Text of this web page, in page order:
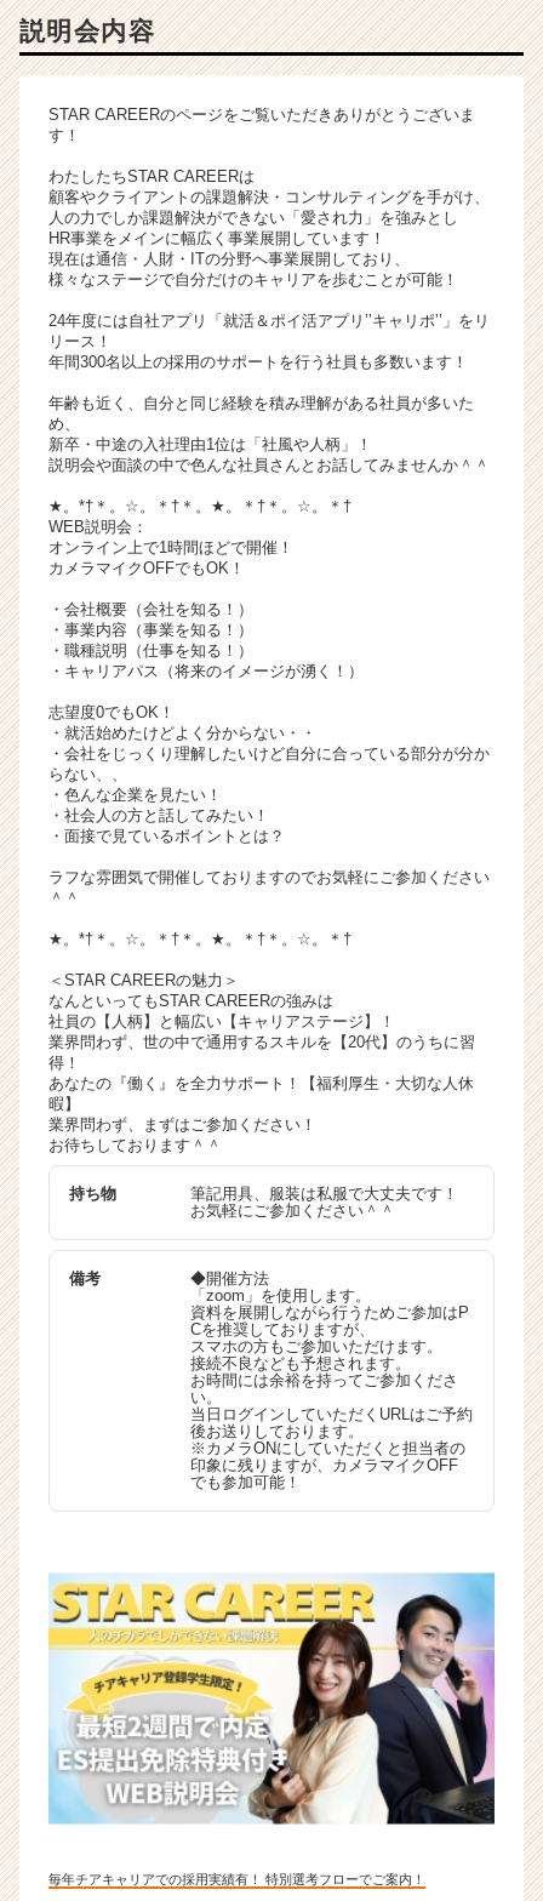
ウ
が
届
く
就
活
イ
チ
ア
ャ
リ
h
e
e
r
C
a
e
e
説明会内容
STAR CAREERのページをご覧いただきありがとうございま
す！
わたしたちSTAR CAREERは
顧客やクライアントの課題解決・コンサルティングを手がけ、
人の力でしか課題解決ができない「愛され力」を強みとし
HR事業をメインに幅広く事業展開しています！
現在は通信・人財・ITの分野へ事業展開しており、
様々なステージで自分だけのキャリアを歩むことが可能！
24年度には自社アプリ「就活＆ポイ活アプリ’’キャリポ’’」をリ
リース！
年間300名以上の採用のサポートを行う社員も多数います！
年齢も近く、自分と同じ経験を積み理解がある社員が多いた
め、
新卒・中途の入社理由1位は「社風や人柄」！
説明会や面談の中で色んな社員さんとお話してみませんか＾＾
★。*†＊。☆。＊†＊。★。＊†＊。☆。＊†
WEB説明会：
オンライン上で1時間ほどで開催！
カメラマイクOFFでもOK！
・会社概要（会社を知る！）
・事業内容（事業を知る！）
・職種説明（仕事を知る！）
・キャリアパス（将来のイメージが湧く！）
志望度0でもOK！
・就活始めたけどよく分からない・・
・会社をじっくり理解したいけど自分に合っている部分が分か
らない、、
・色んな企業を見たい！
・社会人の方と話してみたい！
・面接で見ているポイントとは？
ラフな雰囲気で開催しておりますのでお気軽にご参加ください
＾＾
★。*†＊。☆。＊†＊。★。＊†＊。☆。＊†
＜STAR CAREERの魅力＞
なんといってもSTAR CAREERの強みは
社員の【人柄】と幅広い【キャリアステージ】！
業界問わず、世の中で通用するスキルを【20代】のうちに習
得！
あなたの『働く』を全力サポート！【福利厚生・大切な人休
暇】
業界問わず、まずはご参加ください！
お待ちしております＾＾
持ち物
筆記用具、服装は私服で大丈夫です！
お気軽にご参加ください＾＾
備考
◆開催方法
「zoom」を使用します。
資料を展開しながら行うためご参加はP
Cを推奨しておりますが、
スマホの方もご参加いただけます。
接続不良なども予想されます。
お時間には余裕を持ってご参加くださ
い。
当日ログインしていただくURLはご予約
後お送りしております。
※カメラONにしていただくと担当者の
印象に残りますが、カメラマイクOFF
でも参加可能！
毎年チアキャリアでの採用実績有！ 特別選考フローでご案内！